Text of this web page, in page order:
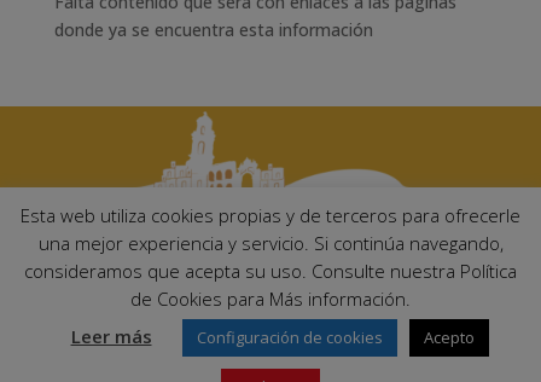
donde ya se encuentra esta información
Ayuntamiento de Palma del Río. Plaza Mayor de Andalucía, 1 C.P:
14700 – Palma del Río (Córdoba)
Email:
ayuntamiento@palmadelrio.es
Teléfono: 957 71 02 44 | Fax: 957 64 47 39
Esta web utiliza cookies propias y de terceros para ofrecerle
una mejor experiencia y servicio. Si continúa navegando,
consideramos que acepta su uso. Consulte nuestra Política
de Cookies para Más información.
Leer más
Configuración de cookies Acepto